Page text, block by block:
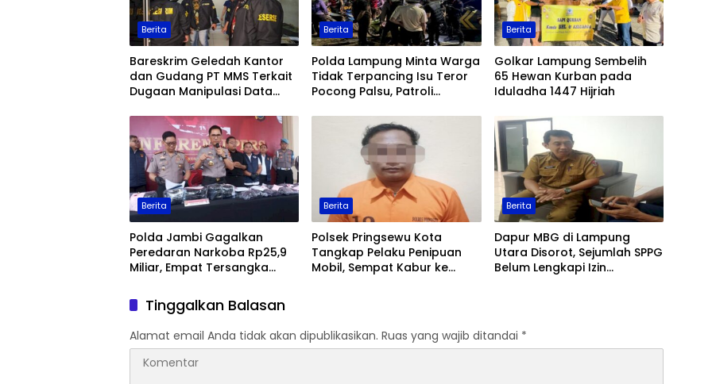
Berita
Bareskrim Geledah Kantor
dan Gudang PT MMS Terkait
Dugaan Manipulasi Data
Berita
Polda Lampung Minta Warga
Tidak Terpancing Isu Teror
Pocong Palsu, Patroli
Berita
Golkar Lampung Sembelih
65 Hewan Kurban pada
Iduladha 1447 Hijriah
Berita
Polda Jambi Gagalkan
Peredaran Narkoba Rp25,9
Miliar, Empat Tersangka
Berita
Polsek Pringsewu Kota
Tangkap Pelaku Penipuan
Mobil, Sempat Kabur ke
Berita
Dapur MBG di Lampung
Utara Disorot, Sejumlah SPPG
Belum Lengkapi Izin
Tinggalkan Balasan
Alamat email Anda tidak akan dipublikasikan. Ruas yang wajib ditandai *